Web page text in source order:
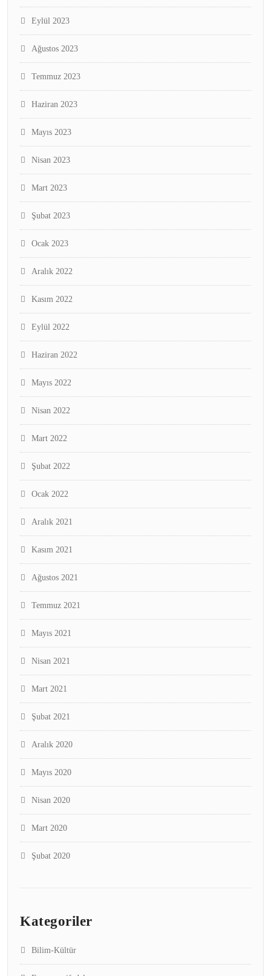
Eylül 2023
Ağustos 2023
Temmuz 2023
Haziran 2023
Mayıs 2023
Nisan 2023
Mart 2023
Şubat 2023
Ocak 2023
Aralık 2022
Kasım 2022
Eylül 2022
Haziran 2022
Mayıs 2022
Nisan 2022
Mart 2022
Şubat 2022
Ocak 2022
Aralık 2021
Kasım 2021
Ağustos 2021
Temmuz 2021
Mayıs 2021
Nisan 2021
Mart 2021
Şubat 2021
Aralık 2020
Mayıs 2020
Nisan 2020
Mart 2020
Şubat 2020
Kategoriler
Bilim-Kültür